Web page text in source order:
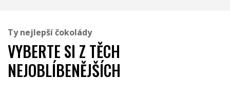
Míšina čokoláda
Ty nejlepší čokolády
VYBERTE SI Z TĚCH
NEJOBLÍBENĚJŠÍCH